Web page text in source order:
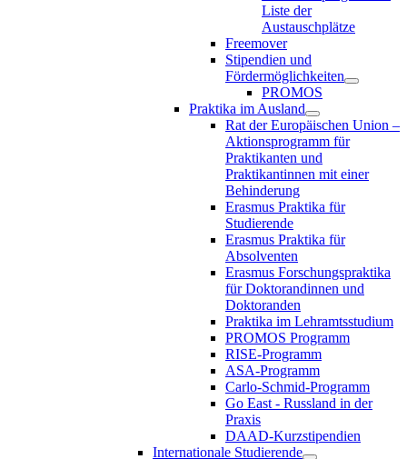
Liste der
Austauschplätze
Freemover
Stipendien und
Fördermöglichkeiten
PROMOS
Praktika im Ausland
Rat der Europäischen Union –
Aktionsprogramm für
Praktikanten und
Praktikantinnen mit einer
Behinderung
Erasmus Praktika für
Studierende
Erasmus Praktika für
Absolventen
Erasmus Forschungspraktika
für Doktorandinnen und
Doktoranden
Praktika im Lehramtsstudium
PROMOS Programm
RISE-Programm
ASA-Programm
Carlo-Schmid-Programm
Go East - Russland in der
Praxis
DAAD-Kurzstipendien
Internationale Studierende